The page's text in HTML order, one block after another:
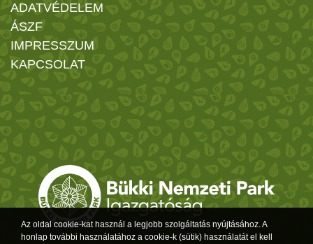
ADATVÉDELEM
ÁSZF
IMPRESSZUM
KAPCSOLAT
Az oldal cookie-kat használ a legjobb szolgáltatás nyújtásához. A
honlap további használatához a cookie-k (sütik) használatát el kell